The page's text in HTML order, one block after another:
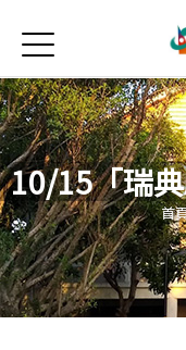
首頁
最新消息
中心簡介
師資陣容
藝文活動
10/15「瑞
首